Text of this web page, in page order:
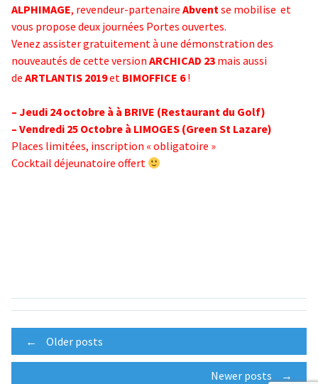
ALPHIMAGE, revendeur-partenaire Abventse mobilise et
vous propose deux journées Portes ouvertes.
Venez assister gratuitement à une démonstration des
nouveautés de cette version ARCHICAD 23mais aussi
de ARTLANTIS 2019et BIMOFFICE 6!
– Jeudi 24 octobre à à BRIVE (Restaurant du Golf)
– Vendredi 25 Octobre à LIMOGES (Green St Lazare)
Places limitées, inscription « obligatoire »
Cocktail déjeunatoire offert
Posts
← Older posts
Newer posts →